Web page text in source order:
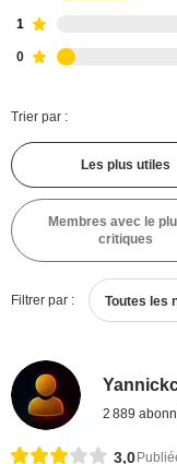
1
0
Trier par :
Les plus utiles
Membres avec le
critiques
Filtrer par : Toutes les
2 889
3,0